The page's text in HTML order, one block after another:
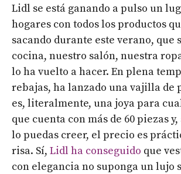
Lidl se está ganando a pulso un
hogares con todos los productos
sacando durante este verano, que
cocina, nuestro salón, nuestra
lo ha vuelto a hacer. En plena
rebajas, ha lanzado una vajilla de
es, literalmente, una joya para
que cuenta con más de 60 piezas
lo puedas creer, el precio es
risa. Sí, Lidl ha conseguido que
con elegancia no suponga un lujo